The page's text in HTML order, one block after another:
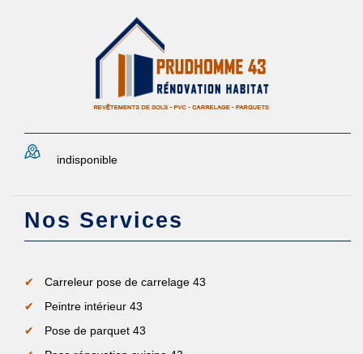
indisponible
Nos Services
Carreleur pose de carrelage 43
Peintre intérieur 43
Pose de parquet 43